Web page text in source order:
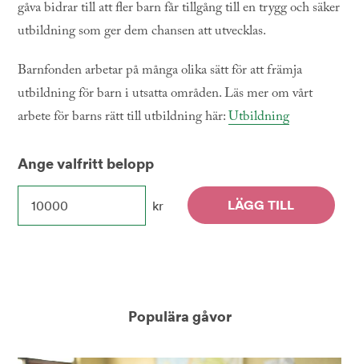
gåva bidrar till att fler barn får tillgång till en trygg och säker
utbildning som ger dem chansen att utvecklas.
Barnfonden arbetar på många olika sätt för att främja
utbildning för barn i utsatta områden. Läs mer om vårt
arbete för barns rätt till utbildning här: Utbildning
Ange valfritt belopp
kr LÄGG TILL
Populära gåvor